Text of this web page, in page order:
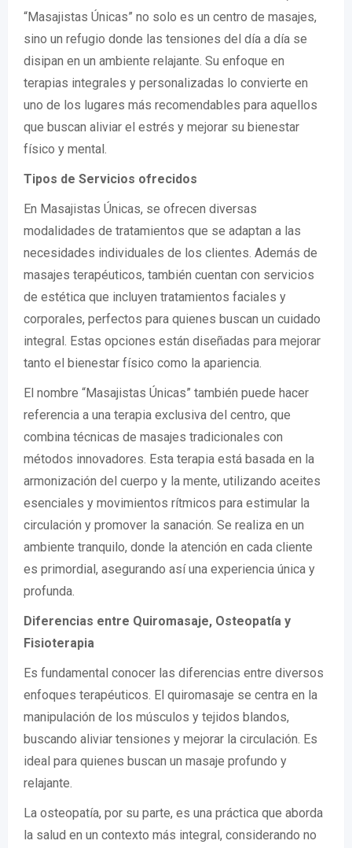
“Masajistas Únicas” no solo es un centro de masajes,
sino un refugio donde las tensiones del día a día se
disipan en un ambiente relajante. Su enfoque en
terapias integrales y personalizadas lo convierte en
uno de los lugares más recomendables para aquellos
que buscan aliviar el estrés y mejorar su bienestar
físico y mental.
Tipos de Servicios ofrecidos
En Masajistas Únicas, se ofrecen diversas
modalidades de tratamientos que se adaptan a las
necesidades individuales de los clientes. Además de
masajes terapéuticos, también cuentan con servicios
de estética que incluyen tratamientos faciales y
corporales, perfectos para quienes buscan un cuidado
integral. Estas opciones están diseñadas para mejorar
tanto el bienestar físico como la apariencia.
El nombre “Masajistas Únicas” también puede hacer
referencia a una terapia exclusiva del centro, que
combina técnicas de masajes tradicionales con
métodos innovadores. Esta terapia está basada en la
armonización del cuerpo y la mente, utilizando aceites
esenciales y movimientos rítmicos para estimular la
circulación y promover la sanación. Se realiza en un
ambiente tranquilo, donde la atención en cada cliente
es primordial, asegurando así una experiencia única y
profunda.
Diferencias entre Quiromasaje, Osteopatía y
Fisioterapia
Es fundamental conocer las diferencias entre diversos
enfoques terapéuticos. El quiromasaje se centra en la
manipulación de los músculos y tejidos blandos,
buscando aliviar tensiones y mejorar la circulación. Es
ideal para quienes buscan un masaje profundo y
relajante.
La osteopatía, por su parte, es una práctica que aborda
la salud en un contexto más integral, considerando no